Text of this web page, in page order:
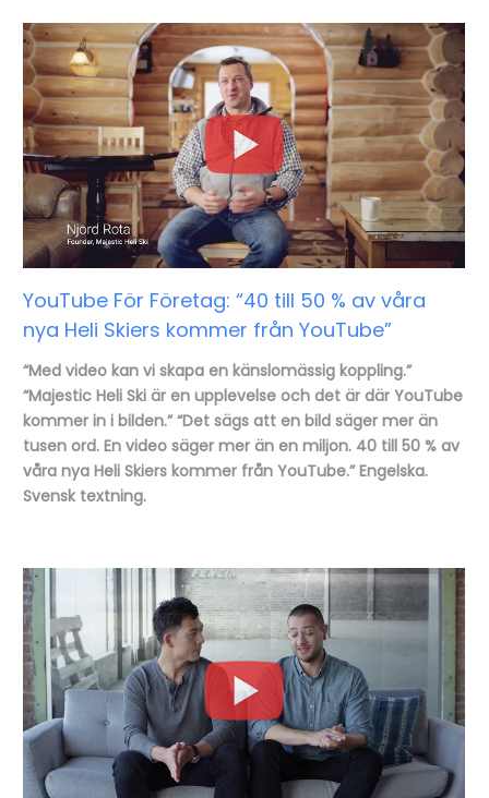
YouTube För Företag: “40 till 50 % av våra
nya Heli Skiers kommer från YouTube”
“Med video kan vi skapa en känslomässig koppling.”
“Majestic Heli Ski är en upplevelse och det är där YouTube
kommer in i bilden.” “Det sägs att en bild säger mer än
tusen ord. En video säger mer än en miljon. 40 till 50 % av
våra nya Heli Skiers kommer från YouTube.” Engelska.
Svensk textning.